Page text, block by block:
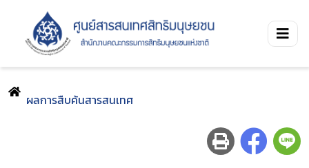
ผลการสืบค้นสารสนเทศ